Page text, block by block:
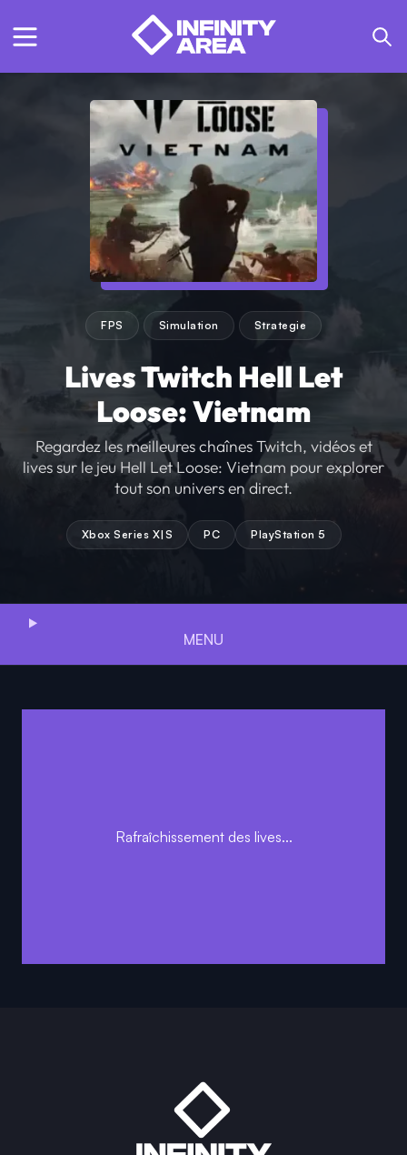
FPS Simulation Strategie
Lives Twitch Hell Let
Loose: Vietnam
Regardez les meilleures chaînes Twitch, vidéos et
lives sur le jeu Hell Let Loose: Vietnam pour explorer
tout son univers en direct.
Xbox Series X|S PC PlayStation 5
MENU
Rafraîchissement des lives...